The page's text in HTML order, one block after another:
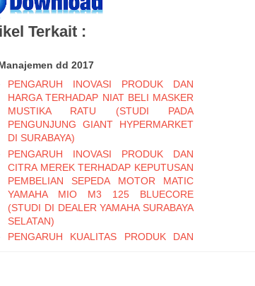
Terkait :
dd 2017
PENGARUH INOVASI PRODUK DAN
HARGA TERHADAP NIAT BELI MASKER
MUSTIKA RATU (STUDI PADA
PENGUNJUNG GIANT HYPERMARKET
DI SURABAYA)
PENGARUH INOVASI PRODUK DAN
CITRA MEREK TERHADAP KEPUTUSAN
PEMBELIAN SEPEDA MOTOR MATIC
YAMAHA MIO M3 125 BLUECORE
(STUDI DI DEALER YAMAHA SURABAYA
SELATAN)
PENGARUH KUALITAS PRODUK DAN